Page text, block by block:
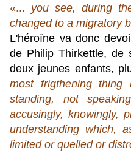
«... you see, during
changed to a migratory
L'héroïne va donc
de Philip Thirkettle, de
deux jeunes enfants,
most frigthening
standing, not
accusingly, knowingly,
understanding which,
limited or quelled or